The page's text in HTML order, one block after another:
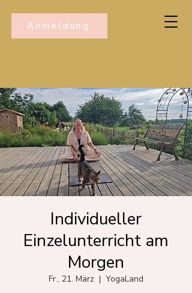
Anmeldung
Individueller
Einzelunterricht am
Morgen
Fr., 21. März
  |
YogaLand